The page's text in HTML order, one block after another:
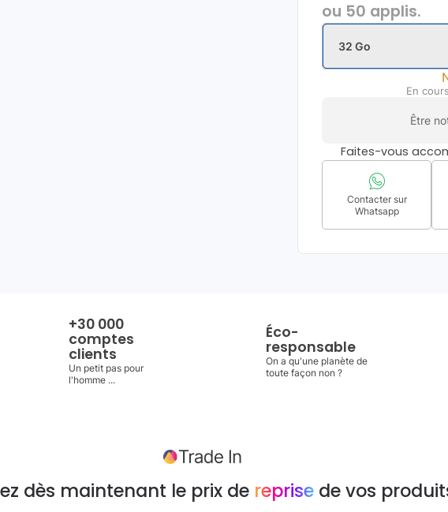
ou 50 applis.
32 Go
En
Être
Faites-vous
Contacter sur
Whatsapp
+30 000
comptes
clients
Un petit pas pour
l'homme ...
Éco-
responsable
On a qu'une planète de
toute façon non ?
dès maintenant le prix de reprise de vos